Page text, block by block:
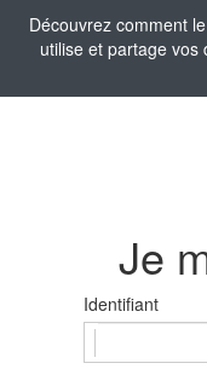
Découvrez comment
utilise et partage vos
Je
Identifiant